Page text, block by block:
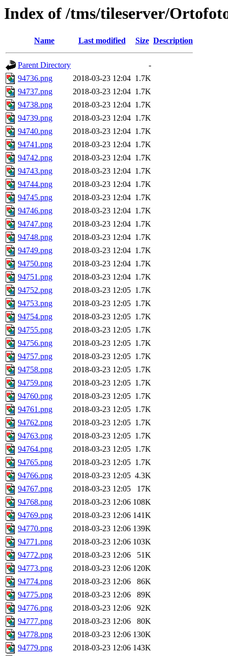
Index of /tms/tileserver/
Name Last modified Size Description
Parent Directory
-
94736.png
2018-03-23 12:04 1.7K
94737.png
2018-03-23 12:04 1.7K
94738.png
2018-03-23 12:04 1.7K
94739.png
2018-03-23 12:04 1.7K
94740.png
2018-03-23 12:04 1.7K
94741.png
2018-03-23 12:04 1.7K
94742.png
2018-03-23 12:04 1.7K
94743.png
2018-03-23 12:04 1.7K
94744.png
2018-03-23 12:04 1.7K
94745.png
2018-03-23 12:04 1.7K
94746.png
2018-03-23 12:04 1.7K
94747.png
2018-03-23 12:04 1.7K
94748.png
2018-03-23 12:04 1.7K
94749.png
2018-03-23 12:04 1.7K
94750.png
2018-03-23 12:04 1.7K
94751.png
2018-03-23 12:04 1.7K
94752.png
2018-03-23 12:05 1.7K
94753.png
2018-03-23 12:05 1.7K
94754.png
2018-03-23 12:05 1.7K
94755.png
2018-03-23 12:05 1.7K
94756.png
2018-03-23 12:05 1.7K
94757.png
2018-03-23 12:05 1.7K
94758.png
2018-03-23 12:05 1.7K
94759.png
2018-03-23 12:05 1.7K
94760.png
2018-03-23 12:05 1.7K
94761.png
2018-03-23 12:05 1.7K
94762.png
2018-03-23 12:05 1.7K
94763.png
2018-03-23 12:05 1.7K
94764.png
2018-03-23 12:05 1.7K
94765.png
2018-03-23 12:05 1.7K
94766.png
2018-03-23 12:05 4.3K
94767.png
2018-03-23 12:05
17K
94768.png
2018-03-23 12:06 108K
94769.png
2018-03-23 12:06 141K
94770.png
2018-03-23 12:06 139K
94771.png
2018-03-23 12:06 103K
94772.png
2018-03-23 12:06
51K
94773.png
2018-03-23 12:06 120K
94774.png
2018-03-23 12:06
86K
94775.png
2018-03-23 12:06
89K
94776.png
2018-03-23 12:06
92K
94777.png
2018-03-23 12:06
80K
94778.png
2018-03-23 12:06 130K
94779.png
2018-03-23 12:06 143K